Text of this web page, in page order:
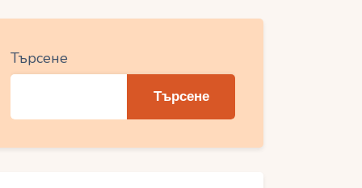
Търсене
Търсене